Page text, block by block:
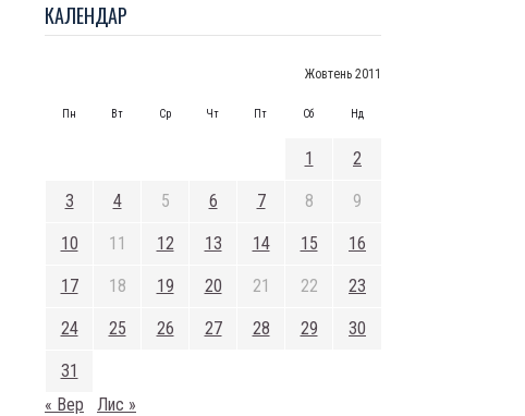
КАЛЕНДАР
Жовтень 2011
Пн Вт Ср Чт Пт Сб Нд
1 2
3 4 5 6 7 8 9
10 11 12 13 14 15 16
17 18 19 20 21 22 23
24 25 26 27 28 29 30
31
« Вер
Лис »